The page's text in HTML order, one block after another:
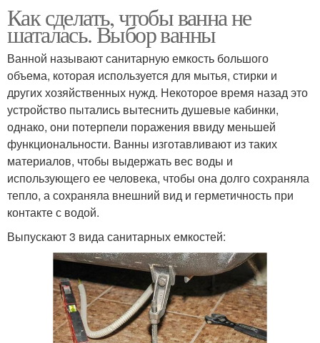
Как сделать, чтобы ванна не
шаталась. Выбор ванны
Ванной называют санитарную емкость большого
объема, которая используется для мытья, стирки и
других хозяйственных нужд. Некоторое время назад это
устройство пытались вытеснить душевые кабинки,
однако, они потерпели поражения ввиду меньшей
функциональности. Ванны изготавливают из таких
материалов, чтобы выдержать вес воды и
использующего ее человека, чтобы она долго сохраняла
тепло, а сохраняла внешний вид и герметичность при
контакте с водой.
Выпускают 3 вида санитарных емкостей: